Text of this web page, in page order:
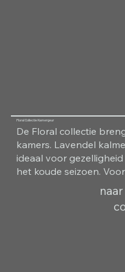
Floral Collectie Kamergeur
De Floral collectie
kamers. Lavendel
ideaal voor
het koude seizoen.